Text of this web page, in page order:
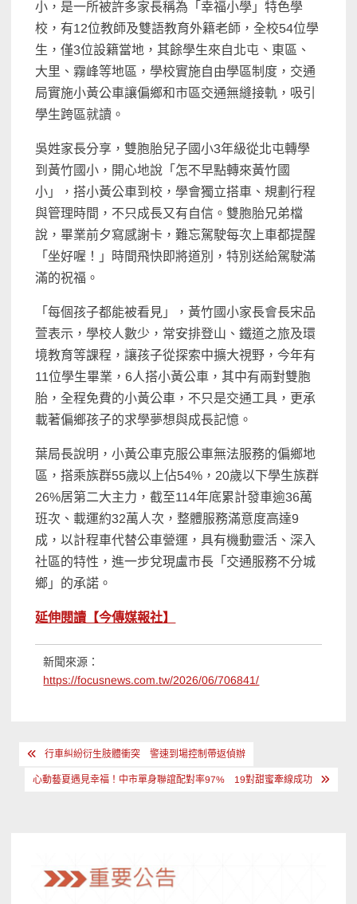
小，是一所被許多家長稱為「幸福小學」特色學
校，有12位教師及雙語教育外籍老師，全校54位學
生，僅3位設籍當地，其餘學生來自北屯、東區、
大里、霧峰等地區，學校實施自由學區制度，交通
局實施小黃公車讓偏鄉和市區交通無縫接軌，吸引
學生跨區就讀。
吳姓家長分享，雙胞胎兒子國小3年級從北屯轉學
到黃竹國小，開心地說「怎不早點轉來黃竹國
小」，搭小黃公車到校，學會獨立搭車、規劃行程
與管理時間，不只成長又有自信。雙胞胎兄弟檔
說，畢業前夕寫感謝卡，難忘駕駛每次上車都提醒
「坐好喔！」時間飛快即將道別，特別送給駕駛滿
滿的祝福。
「每個孩子都能被看見」，黃竹國小家長會長宋品
萱表示，學校人數少，常安排登山、鐵道之旅及環
境教育等課程，讓孩子從探索中擴大視野，今年有
11位學生畢業，6人搭小黃公車，其中有兩對雙胞
胎，全程免費的小黃公車，不只是交通工具，更承
載著偏鄉孩子的求學夢想與成長記憶。
葉局長說明，小黃公車克服公車無法服務的偏鄉地
區，搭乘族群55歲以上佔54%，20歲以下學生族群
26%居第二大主力，截至114年底累計發車逾36萬
班次、載運約32萬人次，整體服務滿意度高達9
成，以計程車代替公車營運，具有機動靈活、深入
社區的特性，進一步兌現盧市長「交通服務不分城
鄉」的承諾。
延伸閱讀【今傳媒報社】
新聞來源：
https://focusnews.com.tw/2026/06/706841/
文
章
行車糾紛衍生肢體衝突 警速到場控制帶返偵辦
心動藝夏遇見幸福！中市單身聯誼配對率97% 19對甜蜜牽線成功